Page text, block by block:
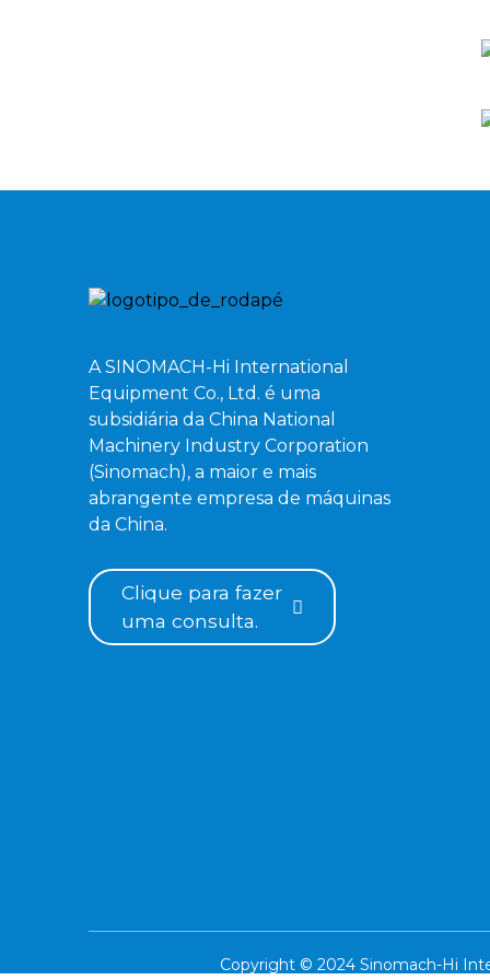
A SINOMACH-Hi International
Equipment Co., Ltd. é uma
subsidiária da China National
Machinery Industry Corporation
(Sinomach), a maior e mais
abrangente empresa de máquinas
da China.
Clique para fazer
uma consulta.
Copyright © 2024 Sinomach-Hi